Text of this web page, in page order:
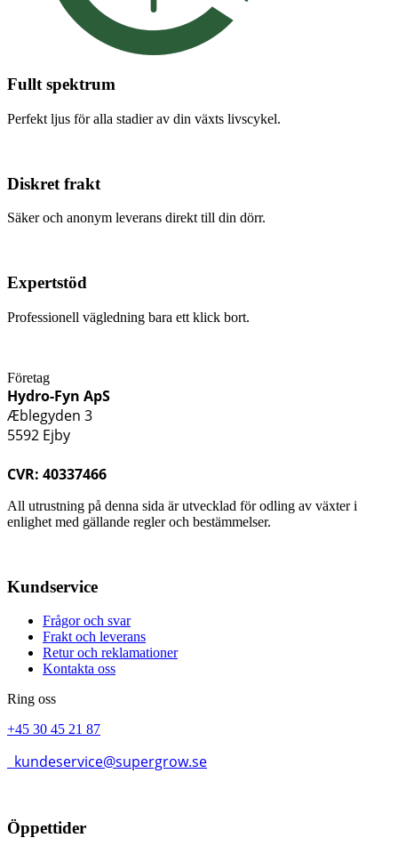
Fullt spektrum
Perfekt ljus för alla stadier av din växts livscykel.
Diskret frakt
Säker och anonym leverans direkt till din dörr.
Expertstöd
Professionell vägledning bara ett klick bort.
Företag
Hydro-Fyn ApS
Æblegyden 3
5592 Ejby
CVR: 40337466
All utrustning på denna sida är utvecklad för odling av växter i
enlighet med gällande regler och bestämmelser.
Kundservice
Frågor och svar
Frakt och leverans
Retur och reklamationer
Kontakta oss
Ring oss
+45 30 45 21 87
kundeservice@supergrow.se
Öppettider